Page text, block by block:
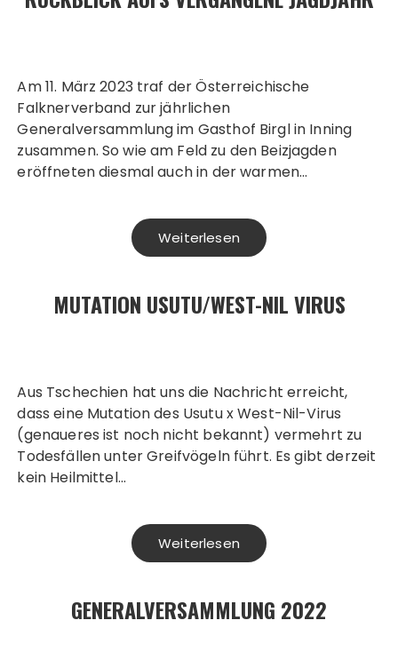
Am 11. März 2023 traf der Österreichische
Falknerverband zur jährlichen
Generalversammlung im Gasthof Birgl in Inning
zusammen. So wie am Feld zu den Beizjagden
eröffneten diesmal auch in der warmen…
Weiterlesen
MUTATION USUTU/WEST-NIL VIRUS
Aus Tschechien hat uns die Nachricht erreicht,
dass eine Mutation des Usutu x West-Nil-Virus
(genaueres ist noch nicht bekannt) vermehrt zu
Todesfällen unter Greifvögeln führt. Es gibt derzeit
kein Heilmittel…
Weiterlesen
GENERALVERSAMMLUNG 2022